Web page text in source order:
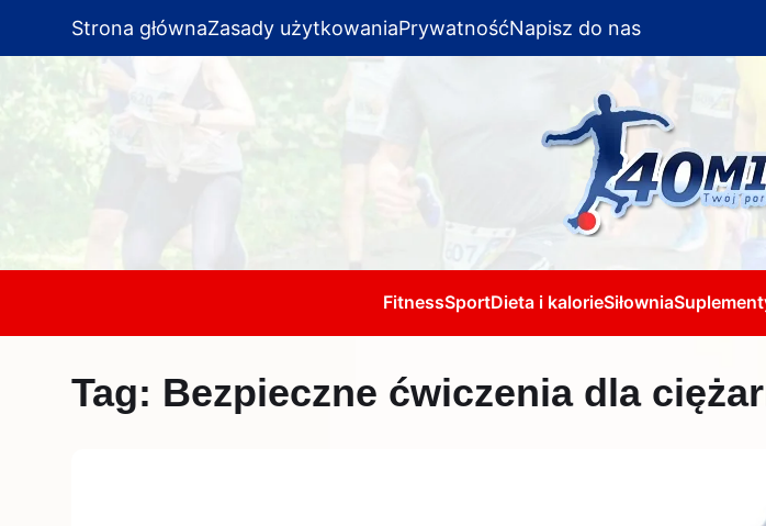
Strona głównaZasady użytkowaniaPrywatnośćNapisz do nas
FitnessSportDieta i kalorieSiłownia
Tag: Bezpieczne ćwiczenia dla